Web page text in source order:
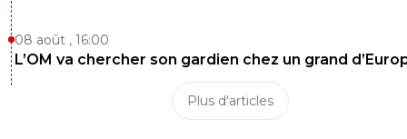
08 août , 16:00
L’OM va chercher son gardien chez un grand
Plus d'articles